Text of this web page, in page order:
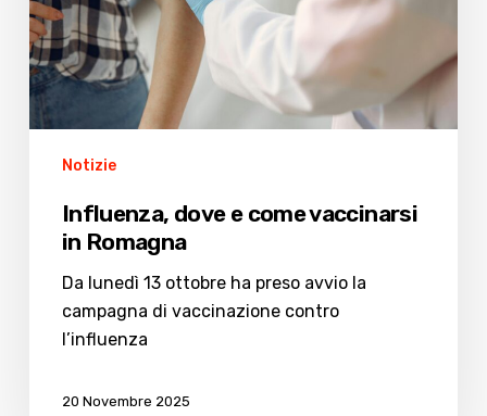
Romagna
Notizie
Influenza, dove e come vaccinarsi
in Romagna
Da lunedì 13 ottobre ha preso avvio la
campagna di vaccinazione contro
l’influenza
20 Novembre 2025